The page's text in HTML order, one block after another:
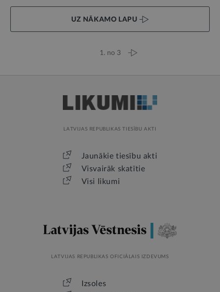
UZ NĀKAMO LAPU
1. no 3
LATVIJAS REPUBLIKAS TIESĪBU AKTI
Jaunākie tiesību akti
Visvairāk skatītie
Visi likumi
LATVIJAS REPUBLIKAS OFICIĀLAIS IZDEVUMS
Izsoles